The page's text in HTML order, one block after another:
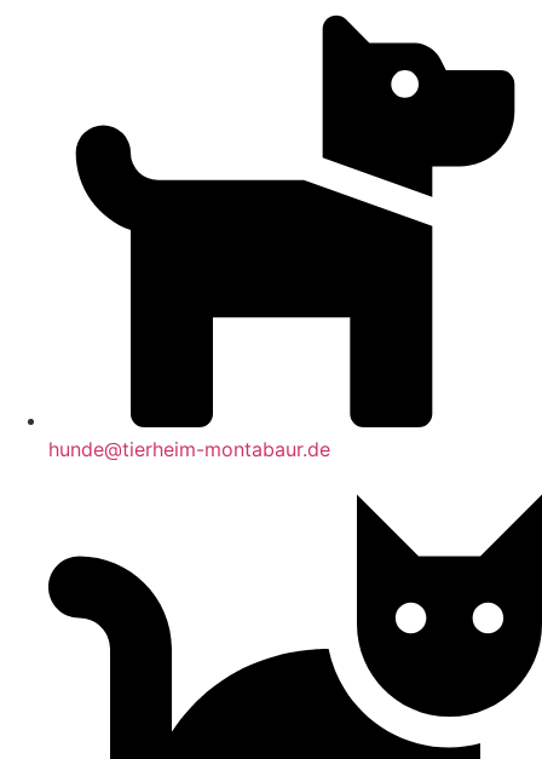
hunde@tierheim-montabaur.de